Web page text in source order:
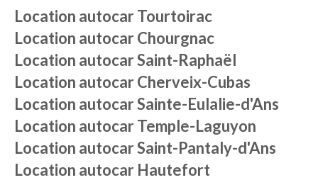
Location autocarTourtoirac
Location autocarChourgnac
Location autocarSaint-Raphaël
Location autocarCherveix-Cubas
Location autocarSainte-Eulalie-d'Ans
Location autocarTemple-Laguyon
Location autocarSaint-Pantaly-d'Ans
Location autocar Hautefort